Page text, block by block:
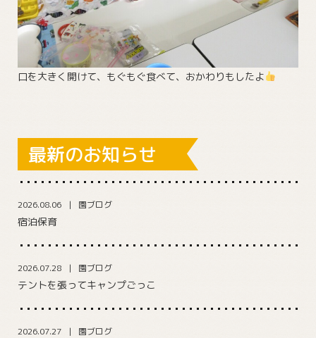
口を大きく開けて、もぐもぐ食べて、おかわりもしたよ
最新のお知らせ
2026.08.06 園ブログ
宿泊保育
2026.07.28 園ブログ
テントを張ってキャンプごっこ
2026.07.27 園ブログ